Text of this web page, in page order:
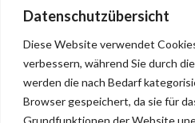
Datenschutzübersicht
Diese Website verwendet
verbessern, während Sie durch
werden die nach Bedarf
Browser gespeichert, da sie für
Grundfunktionen der Website